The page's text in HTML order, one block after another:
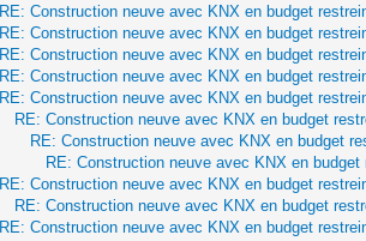
RE: Construction neuve avec KNX en budget
RE: Construction neuve avec KNX en budget
RE: Construction neuve avec KNX en budget
RE: Construction neuve avec KNX en budget
RE: Construction neuve avec KNX en budget
RE: Construction neuve avec KNX en budget
RE: Construction neuve avec KNX en budget
RE: Construction neuve avec KNX en budget
RE: Construction neuve avec KNX en budget
RE: Construction neuve avec KNX en budget
RE: Construction neuve avec KNX en budget